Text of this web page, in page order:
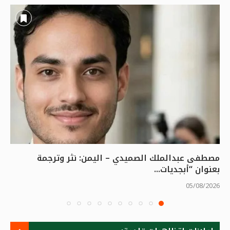
مصطفى عبدالملك الصميدي – اليمن: نثر وترجمة
بعنوان “أبجديات...
05/08/2026